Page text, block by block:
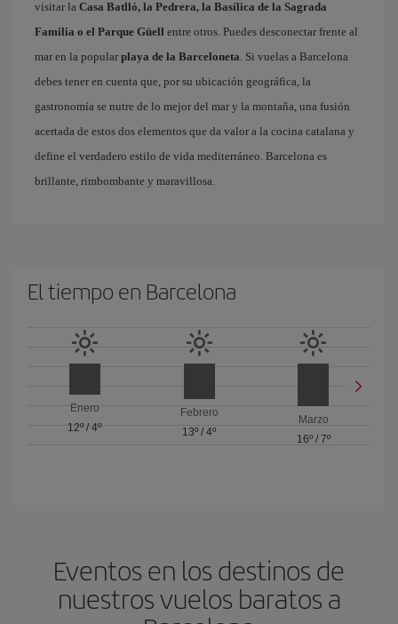
visitar la Casa Batlló, la Pedrera, la Basílica de la Sagrada
Familia o el Parque Güell entre otros. Puedes desconectar frente al
mar en la popular playa de la Barceloneta. Si vuelas a Barcelona
debes tener en cuenta que, por su ubicación geográfica, la
gastronomía se nutre de lo mejor del mar y la montaña, una fusión
acertada de estos dos elementos que da valor a la cocina catalana y
define el verdadero estilo de vida mediterráneo. Barcelona es
brillante, rimbombante y maravillosa.
El tiempo en Barcelona
Enero
12º/4º
Febrero
13º / 4º
Marzo
16º/ 7º
Eventos en los destinos de
nuestros vuelos baratos a